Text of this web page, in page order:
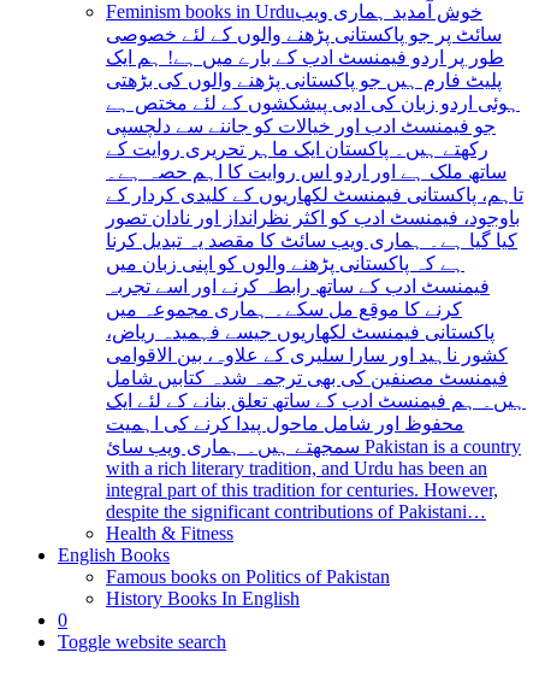
Feminism books in Urduخوش آمدید ہماری ویب
سائٹ پر جو پاکستانی پڑھنے والوں کے لئے خصوصی
طور پر اردو فیمنسٹ ادب کے بارے میں ہے! ہم ایک
پلیٹ فارم ہیں جو پاکستانی پڑھنے والوں کی بڑھتی
ہوئی اردو زبان کی ادبی پیشکشوں کے لئے مختص ہے
جو فیمنسٹ ادب اور خیالات کو جاننے سے دلچسپی
رکھتے ہیں۔ پاکستان ایک ماہر تحریری روایت کے
ساتھ ملک ہے اور اردو اس روایت کا اہم حصہ ہے۔
تاہم، پاکستانی فیمنسٹ لکھاریوں کے کلیدی کردار کے
باوجود، فیمنسٹ ادب کو اکثر نظرانداز اور نادان تصور
کیا گیا ہے۔ ہماری ویب سائٹ کا مقصد یہ تبدیل کرنا
ہے کہ پاکستانی پڑھنے والوں کو اپنی زبان میں
فیمنسٹ ادب کے ساتھ رابطہ کرنے اور اسے تجربہ
کرنے کا موقع مل سکے۔ ہماری مجموعہ میں
پاکستانی فیمنسٹ لکھاریوں جیسے فہمیدہ ریاض،
کشور ناہید اور سارا سلیری کے علاوہ، بین الاقوامی
فیمنسٹ مصنفین کی بھی ترجمہ شدہ کتابیں شامل
ہیں۔ ہم فیمنسٹ ادب کے ساتھ تعلق بنانے کے لئے ایک
محفوظ اور شامل ماحول پیدا کرنے کی اہمیت
سمجھتے ہیں۔ ہماری ویب سائ Pakistan is a country
with a rich literary tradition, and Urdu has been an
integral part of this tradition for centuries. However,
despite the significant contributions of Pakistani…
Health & Fitness
English Books
Famous books on Politics of Pakistan
History Books In English
0
Toggle website search